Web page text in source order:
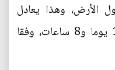
الأرض، وهذا يعادل
6585.3 يوما، أو 18 عاما و11 يوما و8 ساعات، وفقا